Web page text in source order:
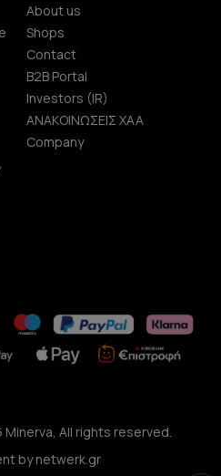
About us
Shops
Contact
B2B Portal
Investors (IR)
ΑΝΑΚΟΙΝΩΣΕΙΣ ΧΑΑ
Company
All rights reserved.
bynetwerk.gr